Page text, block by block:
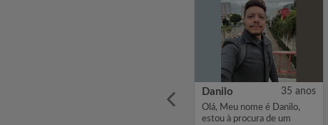
Danilo 35 anos
Olá, Meu nome é Danilo,
estou à procura de um